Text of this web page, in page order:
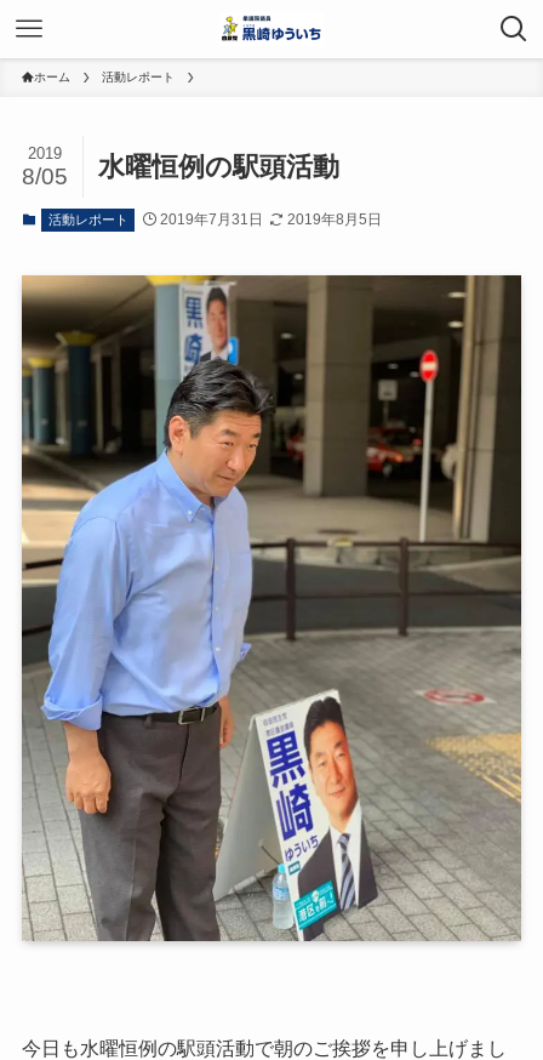
ホーム 活動レポート
水曜恒例の駅頭活動
2019
8/05
活動レポート 2019年7月31日 2019年8月5日
今日も水曜恒例の駅頭活動で朝のご挨拶を申し上げまし